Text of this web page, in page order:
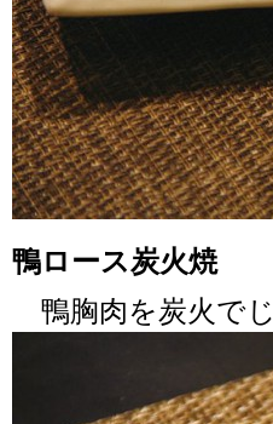
鴨ロース炭火焼
鴨胸肉を炭火で